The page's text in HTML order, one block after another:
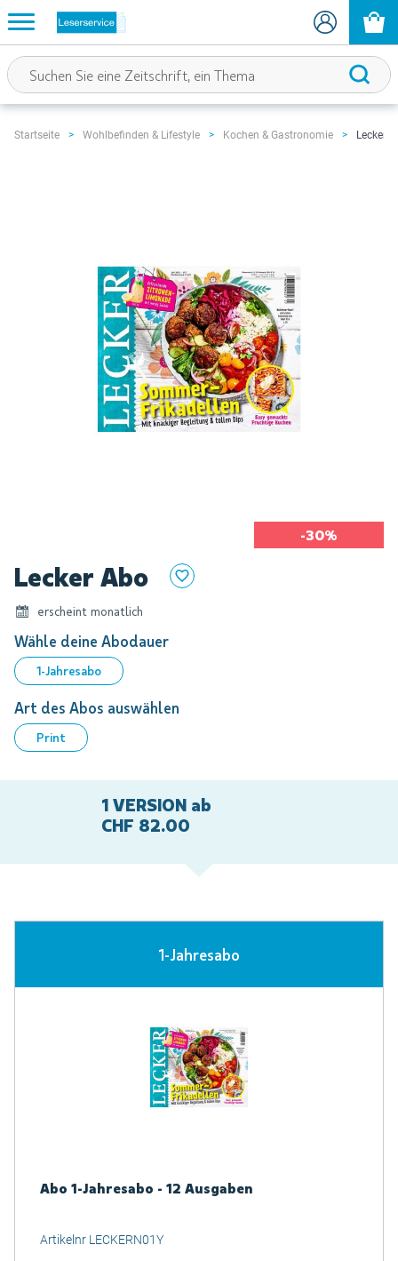
Startseite Wohlbefinden & Lifestyle Kochen & Gastronomie Lecker
-30%
Anfang
Bildgalerie
springen
Lecker Abo
erscheint monatlich
Wähle deine Abodauer
1-Jahresabo
Art des Abos auswählen
Print
1 VERSION ab
CHF 82.00
1-Jahresabo
Abo 1-Jahresabo - 12 Ausgaben
Artikelnr LECKERN01Y